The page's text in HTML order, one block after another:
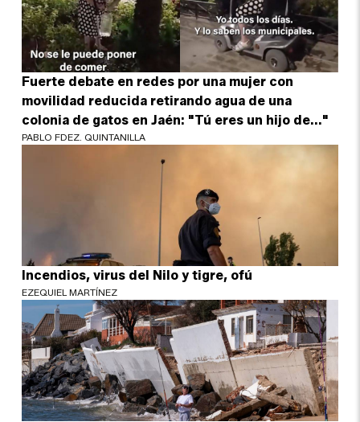
Fuerte debate en redes por una mujer con
movilidad reducida retirando agua de una
colonia de gatos en Jaén: "Tú eres un hijo de..."
PABLO FDEZ. QUINTANILLA
Incendios, virus del Nilo y tigre, ofú
EZEQUIEL MARTÍNEZ